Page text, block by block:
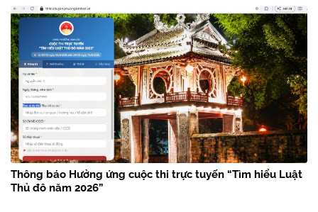
Thông báo Hưởng ứng cuộc thi trực tuyến “Tìm hiểu Luật
Thủ đô năm 2026”